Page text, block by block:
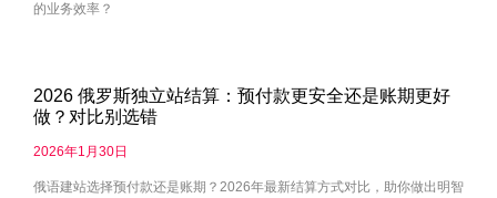
的业务效率？
2026 俄罗斯独立站结算：预付款更安全还是账期更好
做？对比别选错
2026年1月30日
俄语建站选择预付款还是账期？2026年最新结算方式对比，助你做出明智